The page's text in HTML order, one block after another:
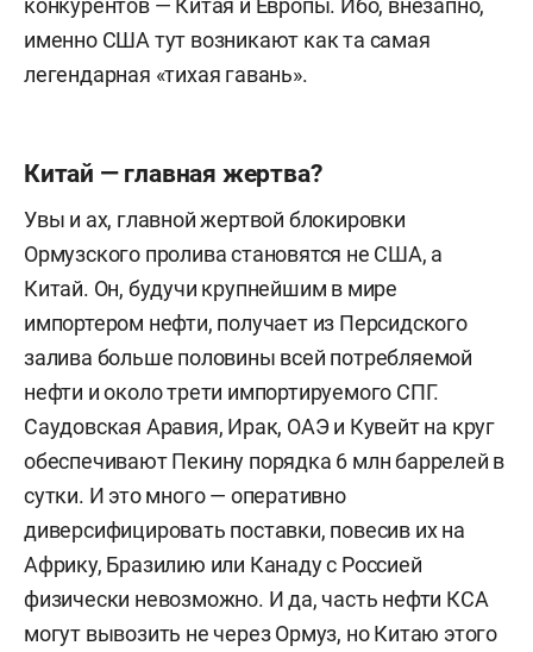
именно США тут возникают как та самая
легендарная «тихая гавань».
Китай — главная жертва?
Увы и ах, главной жертвой блокировки
Ормузского пролива становятся не США, а
Китай. Он, будучи крупнейшим в мире
импортером нефти, получает из Персидского
залива больше половины всей потребляемой
нефти и около трети импортируемого СПГ.
Саудовская Аравия, Ирак, ОАЭ и Кувейт на круг
обеспечивают Пекину порядка 6 млн баррелей в
сутки. И это много — оперативно
диверсифицировать поставки, повесив их на
Африку, Бразилию или Канаду с Россией
физически невозможно. И да, часть нефти КСА
могут вывозить не через Ормуз, но Китаю этого